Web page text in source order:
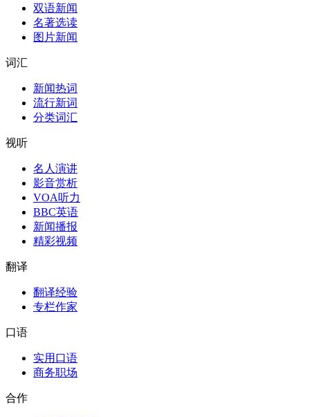
双语新闻
名著选读
图片新闻
词汇
新闻热词
流行新词
分类词汇
视听
名人演讲
影音赏析
VOA听力
BBC英语
新闻播报
精彩视频
翻译
翻译经验
专栏作家
口语
实用口语
商务职场
合作